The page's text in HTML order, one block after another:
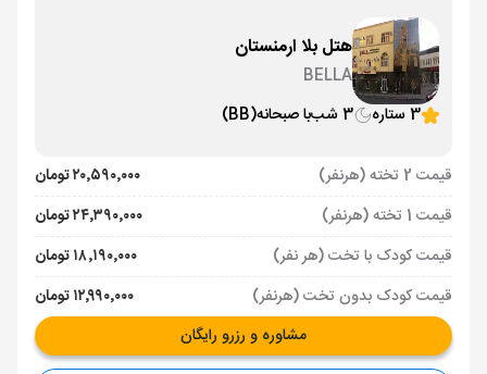
هتل بلا ارمنستان
BELLA
3 ستاره
3 شب با صبحانه(BB)
قیمت 2 تخته (هرنفر)
۲۰٬۵۹۰٬۰۰۰ تومان
قیمت 1 تخته (هرنفر)
۲۴٬۳۹۰٬۰۰۰ تومان
قیمت کودک با تخت (هر نفر)
۱۸٬۱۹۰٬۰۰۰ تومان
قیمت کودک بدون تخت (هرنفر)
۱۲٬۹۹۰٬۰۰۰ تومان
مشاوره و رزرو رایگان